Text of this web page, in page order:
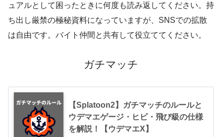
ュアルとして困ったときに何度も読み返してください。持
ち出し厳禁の極秘資料になっていますが、SNSでの拡散
は自由です。バイト仲間と共有して役立ててください。
ガチマッチ
【Splatoon2】ガチマッチのルールと
ウデマエゲージ・ヒビ・飛び級の仕様
を解説！【ウデマエX】